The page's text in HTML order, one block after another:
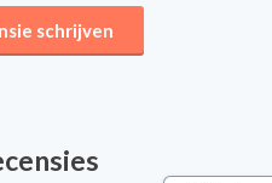
schrijven